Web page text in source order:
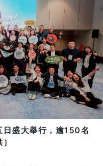
日盛大舉行，逾150名